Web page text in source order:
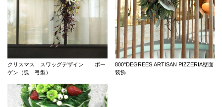
クリスマス スワッグデザイン ボー
ゲン（弧 弓型）
800°DEGREES ARTISAN PIZZERIA壁面
装飾